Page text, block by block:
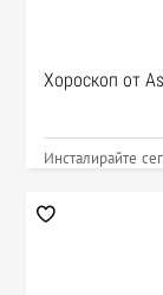
Хороскоп от
Инсталирайте